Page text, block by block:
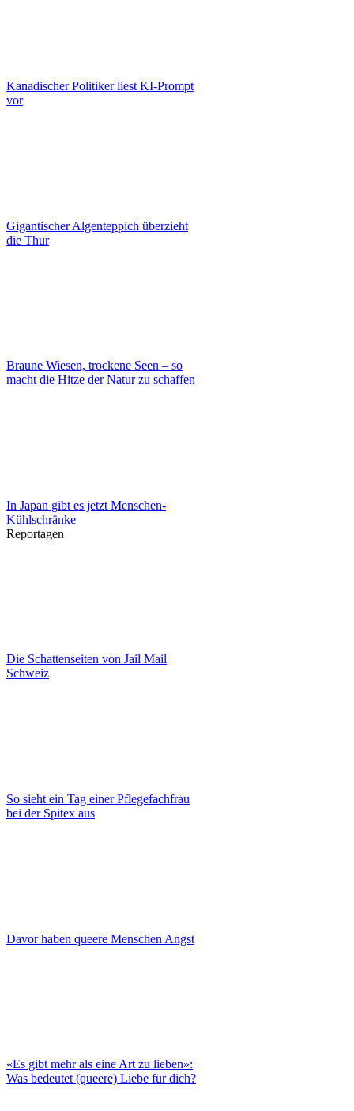
Kanadischer Politiker liest KI-Prompt
vor
Gigantischer Algenteppich überzieht
die Thur
Braune Wiesen, trockene Seen – so
macht die Hitze der Natur zu schaffen
In Japan gibt es jetzt Menschen-
Kühlschränke
Reportagen
Die Schattenseiten von Jail Mail
Schweiz
So sieht ein Tag einer Pflegefachfrau
bei der Spitex aus
Davor haben queere Menschen Angst
«Es gibt mehr als eine Art zu lieben»:
Was bedeutet (queere) Liebe für dich?